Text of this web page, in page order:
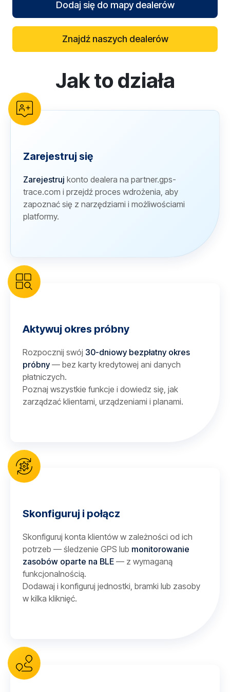
Dodaj się do mapy dealerów
Znajdź naszych dealerów
reCAPTCHA verificationJak to działa
Zarejestruj się
Zarejestruj konto dealera na partner.gps-
trace.com i przejdź proces wdrożenia, aby
zapoznać się z narzędziami i możliwościami
platformy.
Aktywuj okres próbny
Rozpocznij swój 30-dniowy bezpłatny okres
próbny— bez karty kredytowej ani danych
płatniczych.
Poznaj wszystkie funkcje i dowiedz się, jak
zarządzać klientami, urządzeniami i planami.
Skonfiguruj i połącz
Skonfiguruj konta klientów w zależności od ich
potrzeb — śledzenie GPS lub monitorowanie
zasobów oparte na BLE — z wymaganą
funkcjonalnością.
Dodawaj i konfiguruj jednostki, bramki lub zasoby
w kilka kliknięć.